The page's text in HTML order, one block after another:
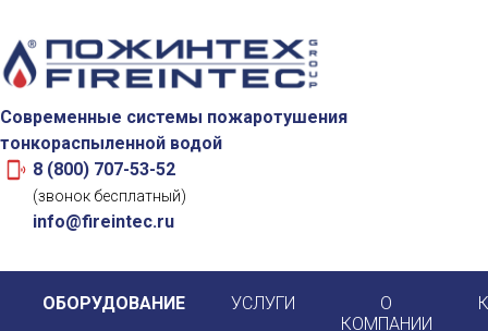
Cовременные системы пожаротушения
тонкораспыленной водой
8 (800) 707-53-52
(звонок бесплатный)
info@fireintec.ru
ОБОРУДОВАНИЕ УСЛУГИ
О
КОМПАНИИ